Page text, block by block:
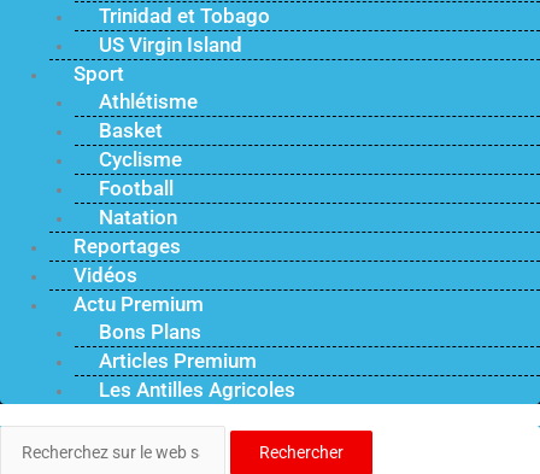
Trinidad et Tobago
US Virgin Island
Sport
Athlétisme
Basket
Cyclisme
Football
Natation
Reportages
Vidéos
Actu Premium
Bons Plans
Articles Premium
Les Antilles Agricoles
Rechercher